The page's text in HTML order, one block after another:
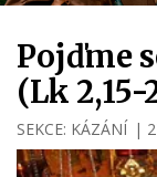
Pojďme
(Lk 2,15-
SEKCE: KÁZÁNÍ |